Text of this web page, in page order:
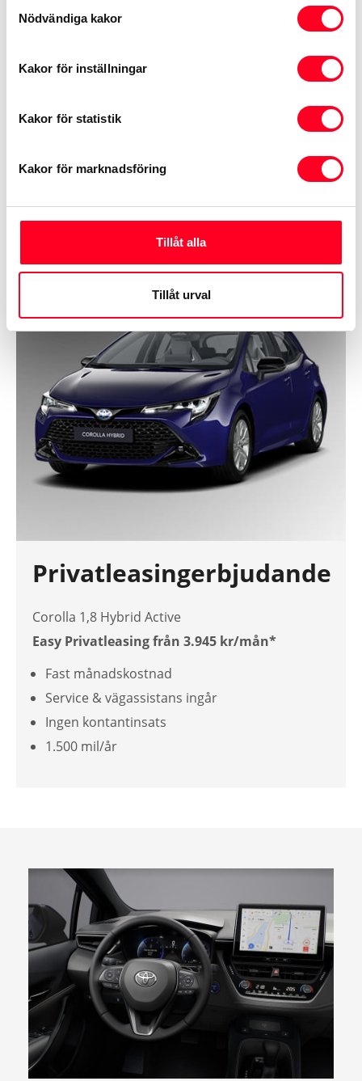
Nödvändiga kakor
Kakor för inställningar
Kakor för statistik
Kakor för marknadsföring
Tillåt alla
Tillåt urval
teknik och är utrustad med femte
Privatleasingerbjudande
Corolla 1,8 Hybrid Active
Easy Privatleasing från 3.945 kr/mån*
Fast månadskostnad
Service & vägassistans ingår
Ingen kontantinsats
1.500 mil/år